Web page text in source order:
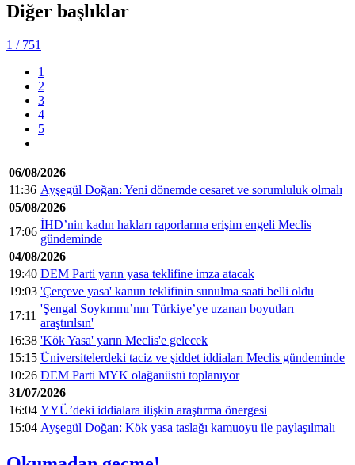
Diğer başlıklar
1 / 751
1
2
3
4
5
06/08/2026
11:36 Ayşegül Doğan: Yeni dönemde cesaret ve sorumluluk olmalı
05/08/2026
17:06
İHD’nin kadın hakları raporlarına erişim engeli Meclis
gündeminde
04/08/2026
19:40 DEM Parti yarın yasa teklifine imza atacak
19:03 'Çerçeve yasa' kanun teklifinin sunulma saati belli oldu
17:11
'Şengal Soykırımı’nın Türkiye’ye uzanan boyutları
araştırılsın'
16:38 'Kök Yasa' yarın Meclis'e gelecek
15:15 Üniversitelerdeki taciz ve şiddet iddiaları Meclis gündeminde
10:26 DEM Parti MYK olağanüstü toplanıyor
31/07/2026
16:04 YYÜ’deki iddialara ilişkin araştırma önergesi
15:04 Ayşegül Doğan: Kök yasa taslağı kamuoyu ile paylaşılmalı